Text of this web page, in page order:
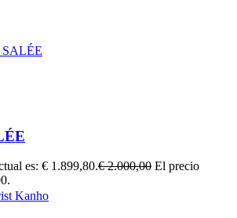
es: € 1.899,80.€2.000,00 El precio
Kanho